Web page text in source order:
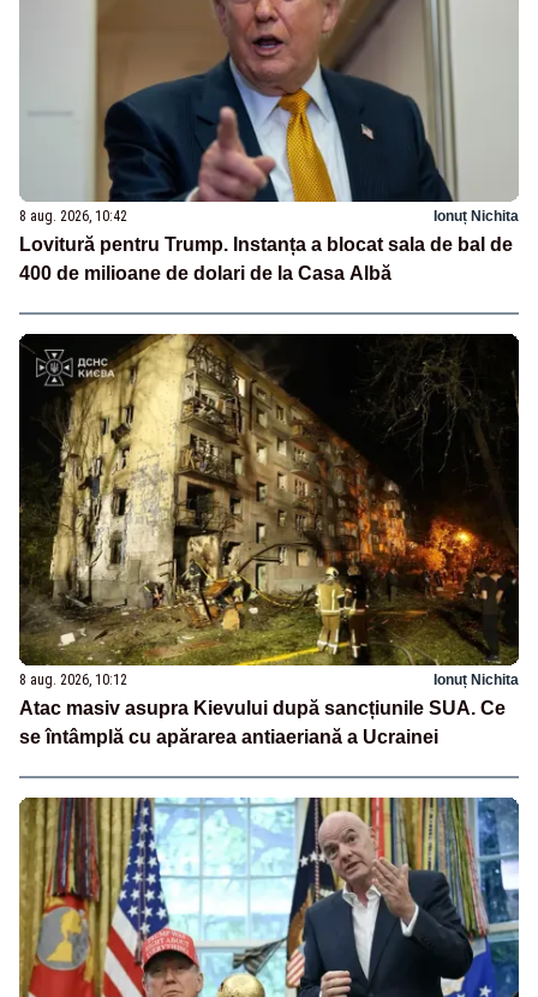
8 aug. 2026, 10:42 Ionuț Nichita
Lovitură pentru Trump. Instanța a blocat sala de bal de
400 de milioane de dolari de la Casa Albă
8 aug. 2026, 10:12 Ionuț Nichita
Atac masiv asupra Kievului după sancțiunile SUA. Ce
se întâmplă cu apărarea antiaeriană a Ucrainei